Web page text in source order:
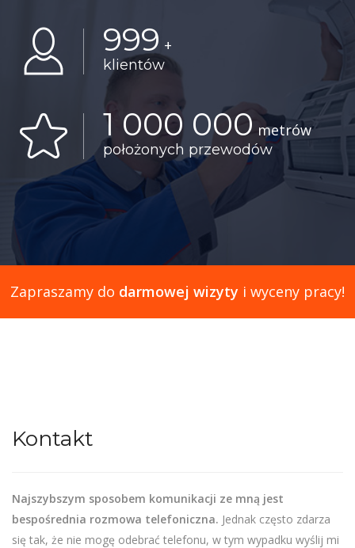
999 +
klientów
1 000 000 metrów
położonych przewodów
Zapraszamy do darmowej wizyty i wyceny pracy!
Kontakt
Najszybszym sposobem komunikacji ze mną jest
bespośrednia rozmowa telefoniczna. Jednak często zdarza
się tak, że nie mogę odebrać telefonu, w tym wypadku wyślij mi